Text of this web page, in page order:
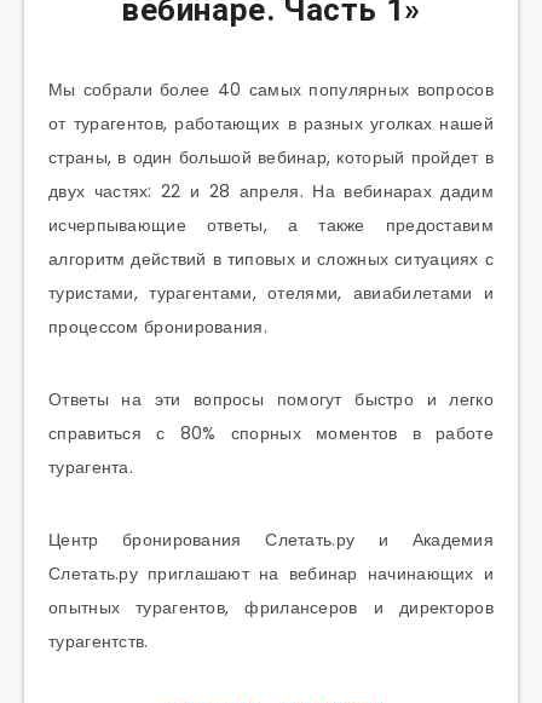
вебинаре. Часть 1»
Мы собрали более 40 самых популярных вопросов
от турагентов, работающих в разных уголках нашей
страны, в один большой вебинар, который пройдет в
двух частях: 22 и 28 апреля. На вебинарах дадим
исчерпывающие ответы, а также предоставим
алгоритм действий в типовых и сложных ситуациях с
туристами, турагентами, отелями, авиабилетами и
процессом бронирования.
Ответы на эти вопросы помогут быстро и легко
справиться с 80% спорных моментов в работе
турагента.
Центр бронирования Слетать.ру и Академия
Слетать.ру приглашают на вебинар начинающих и
опытных турагентов, фрилансеров и директоров
турагентств.